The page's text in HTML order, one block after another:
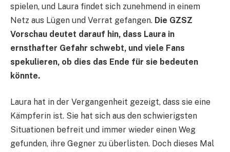
spielen, und Laura findet sich zunehmend in einem
Netz aus Lügen und Verrat gefangen. Die GZSZ
Vorschau deutet darauf hin, dass Laura in
ernsthafter Gefahr schwebt, und viele Fans
spekulieren, ob dies das Ende für sie bedeuten
könnte.
Laura hat in der Vergangenheit gezeigt, dass sie eine
Kämpferin ist. Sie hat sich aus den schwierigsten
Situationen befreit und immer wieder einen Weg
gefunden, ihre Gegner zu überlisten. Doch dieses Mal